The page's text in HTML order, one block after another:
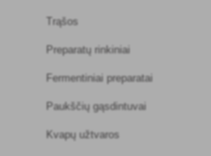
Trąšos
Preparatų rinkiniai
Fermentiniai preparatai
Paukščių gąsdintuvai
Kvapų užtvaros